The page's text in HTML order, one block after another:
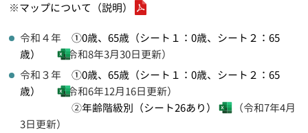
※マップについて（説明）
令和４年①0歳、65歳（シート１：0歳、シート２：65
歳）
（令和8年3月30日更新）
令和３年①0歳、65歳（シート１：0歳、シート２：65
歳）
（令和6年12月16日更新）
②年齢階級別（シート26あり）
（令和7年4月
3日更新）